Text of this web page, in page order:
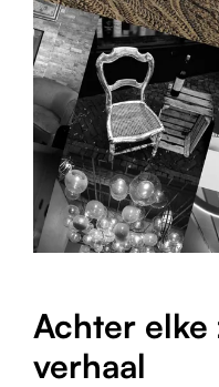
Achter elke
verhaal